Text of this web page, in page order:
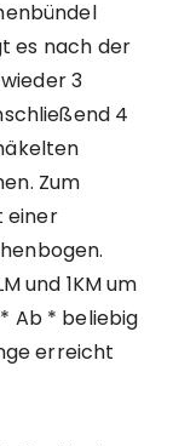
es nach der
3
4
Zum
einer
und 1KM um
Ab * beliebig
erreicht